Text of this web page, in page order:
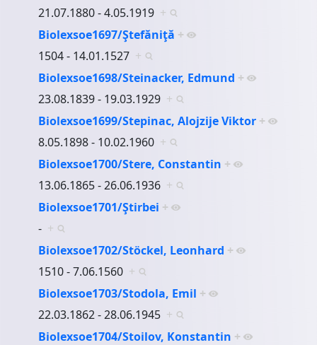
21.07.1880 - 4.05.1919 +
Biolexsoe1697/Ştefăniţă +
1504 - 14.01.1527 +
Biolexsoe1698/Steinacker, Edmund +
23.08.1839 - 19.03.1929 +
Biolexsoe1699/Stepinac, Alojzije Viktor +
8.05.1898 - 10.02.1960 +
Biolexsoe1700/Stere, Constantin +
13.06.1865 - 26.06.1936 +
Biolexsoe1701/Ştirbei +
- +
Biolexsoe1702/Stöckel, Leonhard +
1510 - 7.06.1560 +
Biolexsoe1703/Stodola, Emil +
22.03.1862 - 28.06.1945 +
Biolexsoe1704/Stoilov, Konstantin +